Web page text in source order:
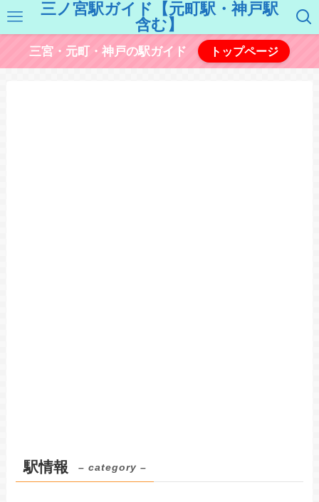
三ノ宮駅ガイド【元町駅・神戸駅
含む】
三宮・元町・神戸の駅ガイド トップページ
駅情報 – category –